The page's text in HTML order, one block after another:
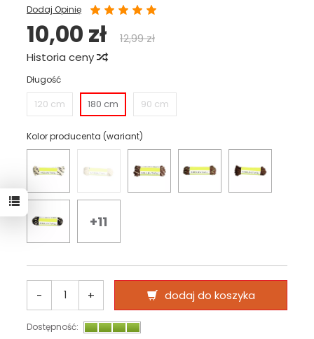
Dodaj Opinię
10,00 zł
12,99 zł
Historia ceny
Długość
120 cm 180 cm 90 cm
Kolor producenta (wariant)
+11
- + dodaj do koszyka
Dostępność: